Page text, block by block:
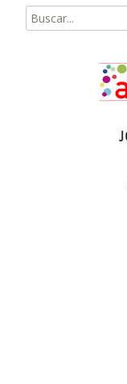
Buscar
por: